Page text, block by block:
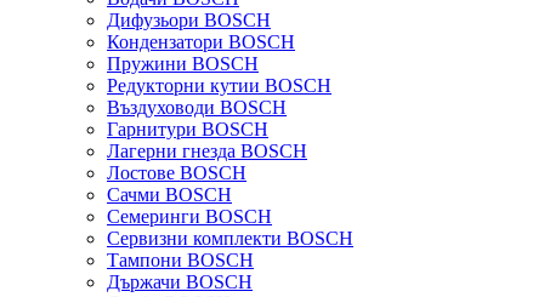
Дифузьори BOSCH
Кондензатори BOSCH
Пружини BOSCH
Редукторни кутии BOSCH
Въздуховоди BOSCH
Гарнитури BOSCH
Лагерни гнезда BOSCH
Лостове BOSCH
Сачми BOSCH
Семеринги BOSCH
Сервизни комплекти BOSCH
Тампони BOSCH
Държачи BOSCH